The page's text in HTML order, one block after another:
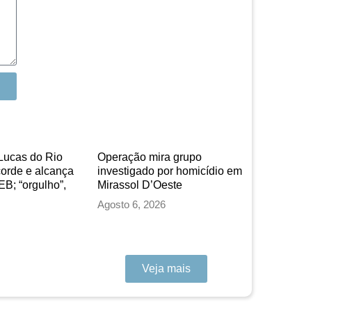
do Rio
e alcança
“orgulho”,
Operação mira grupo
investigado por homicídio em
Mirassol D’Oeste
Agosto 6, 2026
Veja mais